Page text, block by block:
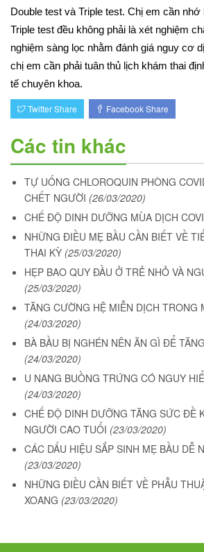
Double test và Triple test. Chị em cần
Triple test đều không phải là xét nghiệm
nghiệm sàng lọc nhằm đánh giá nguy cơ
chị em cần phải tuân thủ lịch khám thai
tế chuyên khoa.
Twitter Share Facebook Share
Các tin khác
TỰ UỐNG CHLOROQUIN PHÒNG
CHẾT NGƯỜI (26/03/2020)
CHẾ ĐỘ DINH DƯỠNG MÙA DỊCH
NHỮNG ĐIỀU MẸ BẦU CẦN BIẾT VỀ
THAI KỲ (25/03/2020)
HẸP BAO QUY ĐẦU Ở TRẺ NHỎ VÀ
(25/03/2020)
TĂNG CƯỜNG HỆ MIỄN DỊCH TRONG
(24/03/2020)
BÀ BẦU BỊ NGHÉN NÊN ĂN GÌ ĐỂ
(24/03/2020)
U NANG BUỒNG TRỨNG CÓ NGUY
(24/03/2020)
CHẾ ĐỘ DINH DƯỠNG TĂNG SỨC ĐỀ
NGƯỜI CAO TUỔI (23/03/2020)
CÁC DẤU HIỆU SẮP SINH MẸ BẦU DỄ
(23/03/2020)
NHỮNG ĐIỀU CẦN BIẾT VỀ PHẪU
XOANG (23/03/2020)